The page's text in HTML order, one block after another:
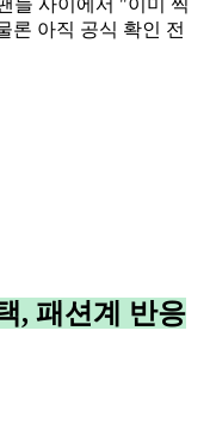
들 사이에서 "이미 찍
론 아직 공식 확인 전
, 패션계 반응